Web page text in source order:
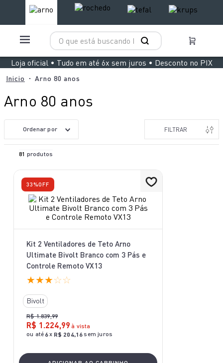
O que está buscando hoje?
Loja oficial • Tudo em até 6x sem juros • Desconto no PIX
Arno 80 anos
Arno 80 anos
Ordenar por FILTRAR
81 produtos
33%OFF
Kit 2 Ventiladores de Teto Arno
Ultimate Bivolt Branco com 3 Pás e
Controle Remoto VX13
★★★☆☆
Bivolt
R$ 1.839,99
R$ 1 .224,99 à vista
ou até 6x R$ 204,16sem juros
TERMOS MAIS BUSCADOS
1 º
aspirador x clean 4
º
5º
duo power
8º
lightmix
9º
vaporizador pure pop
10º aspirador x-force 9 60